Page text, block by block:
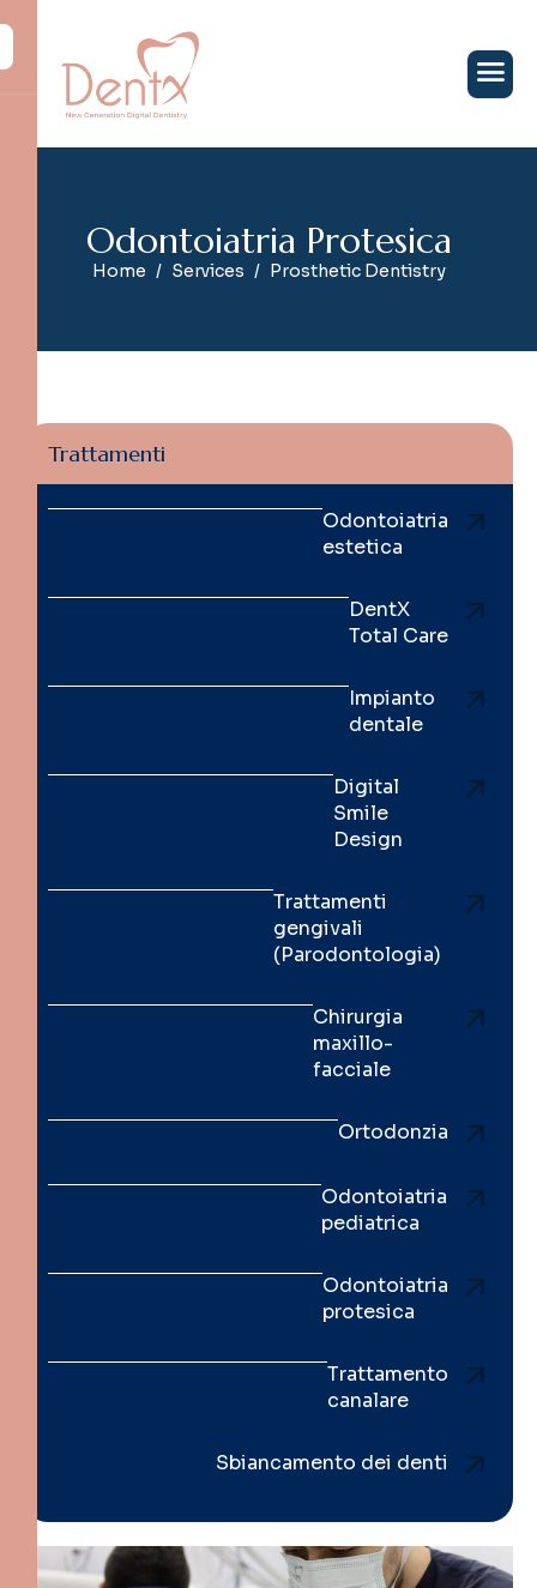
Odontoiatria Protesica
Home Services Prosthetic Dentistry
Trattamenti
Odontoiatria
estetica
DentX
Total Care
Impianto
dentale
Digital
Smile
Design
Trattamenti
gengivali
(Parodontologia)
Chirurgia
maxillo-
facciale
Ortodonzia
Odontoiatria
pediatrica
Odontoiatria
protesica
Trattamento
canalare
Sbiancamento dei denti